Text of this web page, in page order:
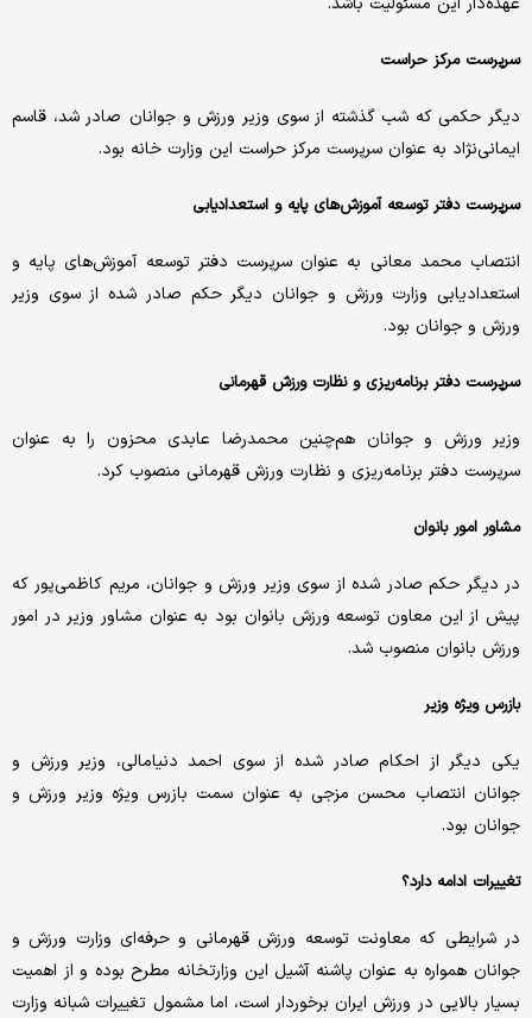
سرپرست مرکز حراست
دیگر حکمی که شب گذشته از سوی وزیر ورزش و جوانان صادر شد، قاسم
ایمانی‌نژاد به عنوان سرپرست مرکز حراست این وزارت خانه بود.
سرپرست دفتر توسعه آموزش‌های پایه و استعدادیابی
انتصاب محمد معانی به عنوان سرپرست دفتر توسعه آموزش‌های پایه و
استعدادیابی وزارت ورزش و جوانان دیگر حکم صادر شده از سوی وزیر
ورزش و جوانان بود.
سرپرست دفتر برنامه‌ریزی و نظارت ورزش قهرمانی
وزیر ورزش و جوانان هم‌چنین محمدرضا عابدی محزون را به عنوان
سرپرست دفتر برنامه‌ریزی و نظارت ورزش قهرمانی منصوب کرد.
مشاور امور بانوان
در دیگر حکم صادر شده از سوی وزیر ورزش و جوانان، مریم کاظمی‌پور که
پیش از این معاون توسعه ورزش بانوان بود به عنوان مشاور وزیر در امور
ورزش بانوان منصوب شد.
بازرس ویژه وزیر
یکی دیگر از احکام صادر شده از سوی احمد دنیامالی، وزیر ورزش و
جوانان انتصاب محسن مزجی به عنوان سمت بازرس ویژه وزیر ورزش و
جوانان بود.
تغییرات ادامه دارد؟
در شرایطی که معاونت توسعه ورزش قهرمانی و حرفه‌ای وزارت ورزش و
جوانان همواره به عنوان پاشنه آشیل این وزارتخانه مطرح بوده و از اهمیت
بسیار بالایی در ورزش ایران برخوردار است، اما مشمول تغییرات شبانه وزارت